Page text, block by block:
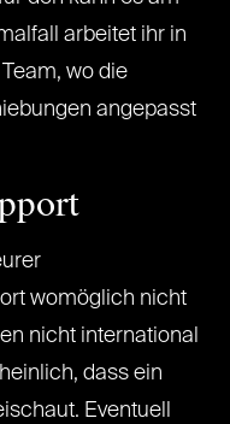
arbeitet ihr in
wo die
angepasst
womöglich nicht
nicht international
dass ein
Eventuell